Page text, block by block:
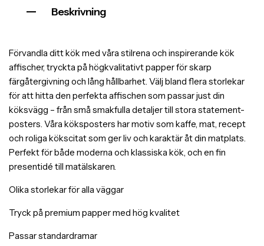
Beskrivning
Förvandla ditt kök med våra stilrena och inspirerande kök
affischer, tryckta på högkvalitativt papper för skarp
färgåtergivning och lång hållbarhet. Välj bland flera storlekar
för att hitta den perfekta affischen som passar just din
köksvägg – från små smakfulla detaljer till stora statement-
posters. Våra köksposters har motiv som kaffe, mat, recept
och roliga kökscitat som ger liv och karaktär åt din matplats.
Perfekt för både moderna och klassiska kök, och en fin
presentidé till matälskaren.
Olika storlekar för alla väggar
Tryck på premium papper med hög kvalitet
Passar standardramar